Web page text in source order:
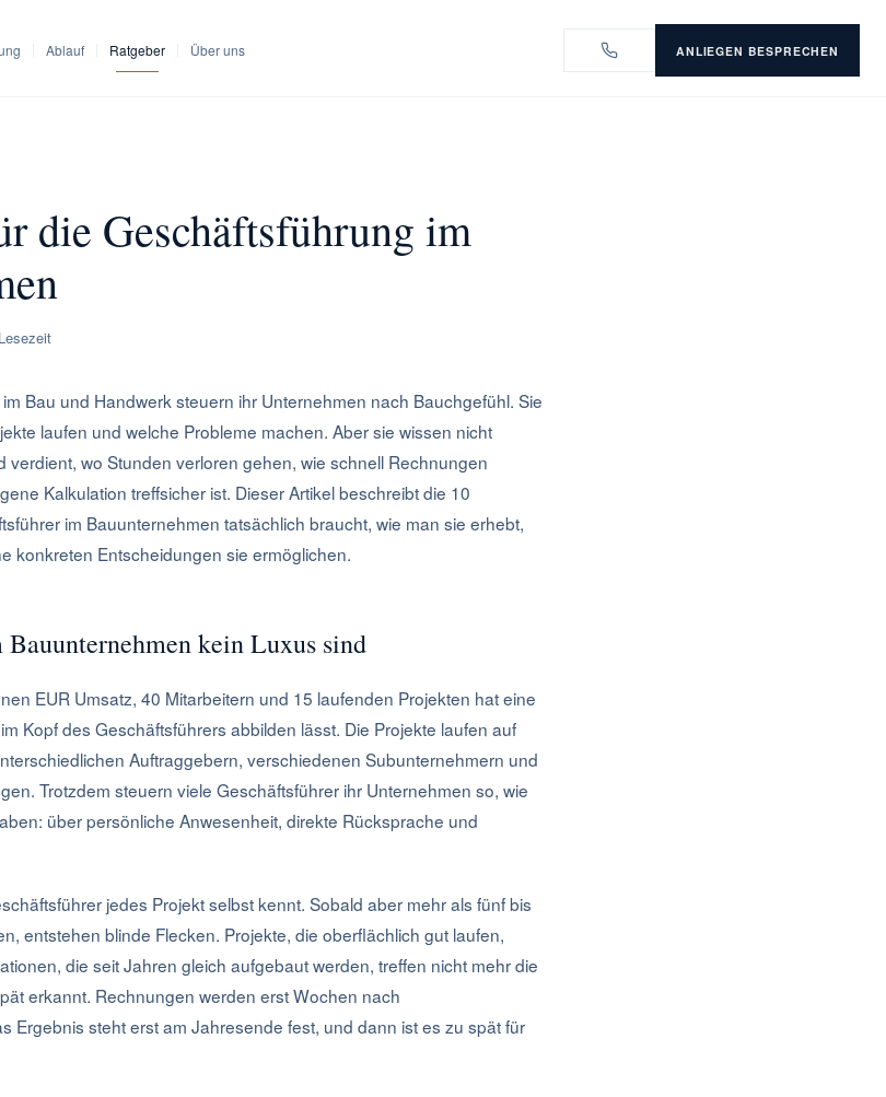
Ablauf Ratgeber Über uns ANLIEGEN BESPRECHEN
die Geschäftsführung im
Bau und Handwerk steuern ihr Unternehmen nach Bauchgefühl. Sie
laufen und welche Probleme machen. Aber sie wissen nicht
verdient, wo Stunden verloren gehen, wie schnell Rechnungen
Kalkulation treffsicher ist. Dieser Artikel beschreibt die 10
im Bauunternehmen tatsächlich braucht, wie man sie erhebt,
konkreten Entscheidungen sie ermöglichen.
kein Luxus sind
EUR Umsatz, 40 Mitarbeitern und 15 laufenden Projekten hat eine
Kopf des Geschäftsführers abbilden lässt. Die Projekte laufen auf
Auftraggebern, verschiedenen Subunternehmern und
Trotzdem steuern viele Geschäftsführer ihr Unternehmen so, wie
über persönliche Anwesenheit, direkte Rücksprache und
jedes Projekt selbst kennt. Sobald aber mehr als fünf bis
entstehen blinde Flecken. Projekte, die oberflächlich gut laufen,
die seit Jahren gleich aufgebaut werden, treffen nicht mehr die
erkannt. Rechnungen werden erst Wochen nach
Ergebnis steht erst am Jahresende fest, und dann ist es zu spät für